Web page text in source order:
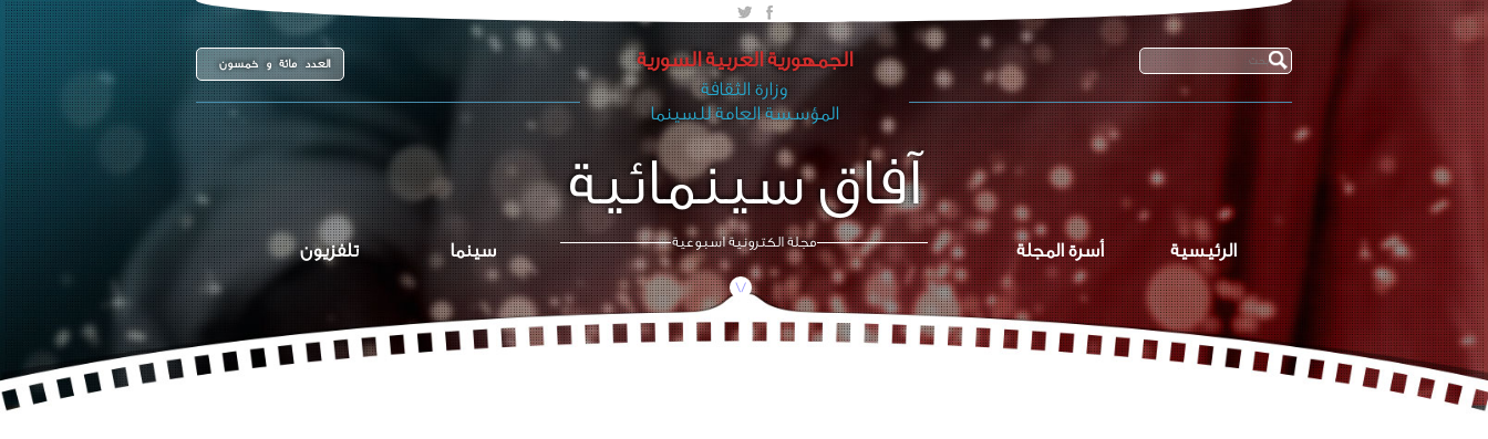
العدد مائة و خمسون الجمهورية العربية السورية
وزارة الثقافة
المؤسسة العامة للسينما
آفاق سينمائية
الرئيسية أسرة المجلة مجلة الكترونية اسبوعية سينما تلفزيون
/\